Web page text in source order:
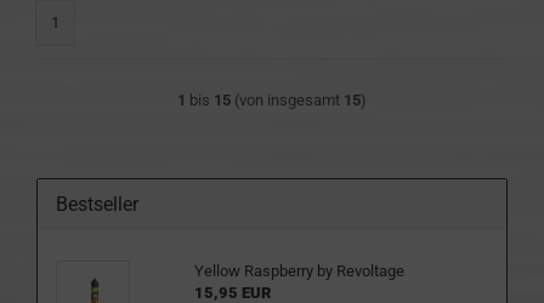
1
1 bis 15 (von insgesamt 15)
Bestseller
Yellow Raspberry by Revoltage
15,95 EUR